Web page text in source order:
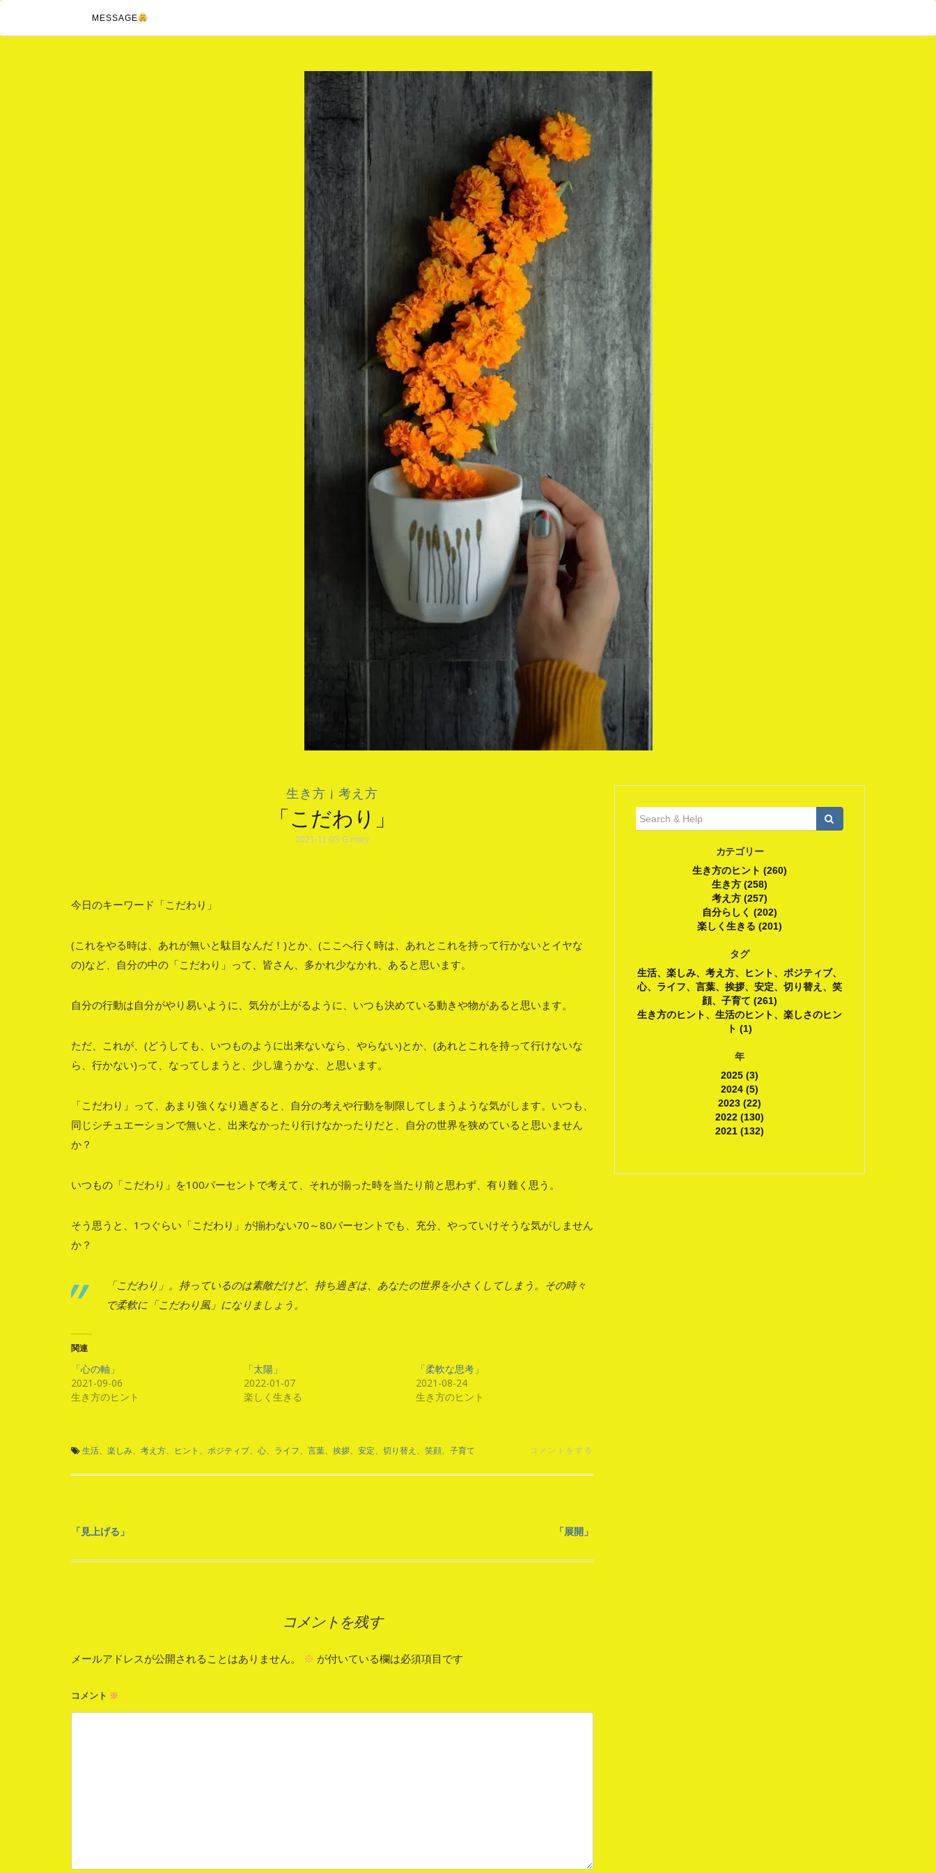
MESSAGE
生き方 | 考え方
「こだわり」
2021-11-03 G.mary
今日のキーワード「こだわり」
(これをやる時は、あれが無いと駄目なんだ！)とか、(ここへ行く時は、あれとこれを持って行かないとイヤな
の)など、自分の中の「こだわり」って、皆さん、多かれ少なかれ、あると思います。
自分の行動は自分がやり易いように、気分が上がるように、いつも決めている動きや物があると思います。
ただ、これが、(どうしても、いつものように出来ないなら、やらない)とか、(あれとこれを持って行けないな
ら、行かない)って、なってしまうと、少し違うかな、と思います。
「こだわり」って、あまり強くなり過ぎると、自分の考えや行動を制限してしまうような気がします。いつも、
同じシチュエーションで無いと、出来なかったり行けなかったりだと、自分の世界を狭めていると思いません
か？
いつもの「こだわり」を100パーセントで考えて、それが揃った時を当たり前と思わず、有り難く思う。
そう思うと、1つぐらい「こだわり」が揃わない70～80パーセントでも、充分、やっていけそうな気がしません
か？
「こだわり」。持っているのは素敵だけど、持ち過ぎは、あなたの世界を小さくしてしまう。その時々
で柔軟に「こだわり風」になりましょう。
関連
「心の軸」
2021-09-06
生き方のヒント
「太陽」
2022-01-07
楽しく生きる
「柔軟な思考」
2021-08-24
生き方のヒント
生活、楽しみ、考え方、ヒント、ポジティブ、心、ライフ、言葉、挨拶、安定、切り替え、笑顔、子育て コメントをする
投
稿
ゲ
ー
シ
「見上げる」 「展開」
コメントを残す
メールアドレスが公開されることはありません。 ※ が付いている欄は必須項目です
コメント ※
カテゴリー
生き方のヒント (260)
生き方 (258)
考え方 (257)
自分らしく (202)
楽しく生きる (201)
タグ
生活、楽しみ、考え方、ヒント、ポジティブ、
心、ライフ、言葉、挨拶、安定、切り替え、笑
顔、子育て (261)
生き方のヒント、生活のヒント、楽しさのヒン
ト (1)
年
2025 (3)
2024 (5)
2023 (22)
2022 (130)
2021 (132)